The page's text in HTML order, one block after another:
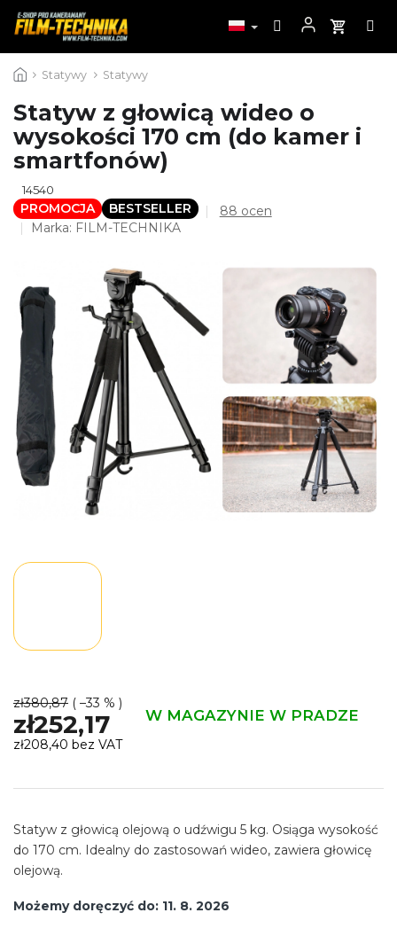
do
Statywy Statywy
Statyw z głowicą wideo o
wysokości 170 cm (do kamer i
smartfonów)
14540
PROMOCJA BESTSELLER
Średnia
4,4
gwiazdek.
88 ocen
Marka: FILM-TECHNIKA
zł380,87 ( –33 % )
zł252,17 W MAGAZYNIE W PRADZE
zł208,40 bez VAT
jednostkowa:
Możemy doręczyć do: 11. 8. 2026
Statyw z głowicą olejową o udźwigu 5 kg. Osiąga wysokość
do 170 cm. Idealny do zastosowań wideo, zawiera głowicę
olejową.